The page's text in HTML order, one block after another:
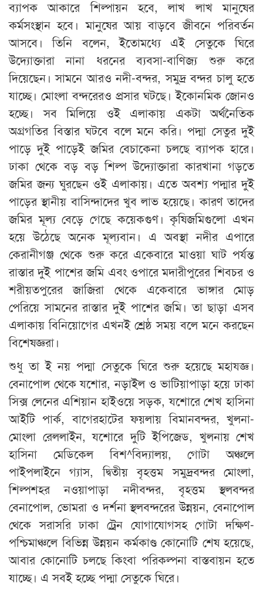
ব্যাপক আকারে শিল্পায়ন হবে, লাখ লাখ মানুষের
কর্মসংস্থান হবে। মানুষের আয় বাড়বে জীবনে পরিবর্তন
আসবে। তিনি বলেন, ইতোমধ্যে এই সেতুকে ঘিরে
উদ্যোক্তারা নানা ধরনের ব্যবসা-বাণিজ্য শুরু করে
দিয়েছেন। সামনে আরও নদী-বন্দর, সমুদ্র বন্দর চালু হতে
যাচ্ছে। মোংলা বন্দরেরও প্রসার ঘটছে। ইকোনমিক জোনও
হচ্ছে। সব মিলিয়ে ওই এলাকায় একটা অর্থনৈতিক
অগ্রগতির বিস্তার ঘটবে বলে মনে করি। পদ্মা সেতুর দুই
পাড়ে দুই পাড়েই জমির বেচাকেনা চলছে ব্যাপক হারে।
ঢাকা থেকে বড় বড় শিল্প উদ্যোক্তারা কারখানা গড়তে
জমির জন্য ঘুরছেন ওই এলাকায়। এতে অবশ্য পদ্মার দুই
পাড়ের স্থানীয় বাসিন্দাদের খুব লাভ হয়েছে। কারণ তাদের
জমির মূল্য বেড়ে গেছে কয়েকগুণ। কৃষিজমিগুলো এখন
হয়ে উঠেছে অনেক মূল্যবান। এ অবস্থা নদীর এপারে
কেরানীগঞ্জ থেকে শুরু করে একেবারে মাওয়া ঘাট পর্যন্ত
রাস্তার দুই পাশের জমি এবং ওপারে মদারীপুরের শিবচর ও
শরীয়তপুরের জাজিরা থেকে একেবারে ভাঙ্গার মোড়
পেরিয়ে সামনের রাস্তার দুই পাশের জমি। তা ছাড়া এসব
এলাকায় বিনিয়োগের এখনই শ্রেষ্ঠ সময় বলে মনে করছেন
বিশেষজ্ঞরা।
শুধু তা ই নয় পদ্মা সেতুকে ঘিরে শুরু হয়েছে মহাযজ্ঞ।
বেনাপোল থেকে যশোর, নড়াইল ও ভাটিয়াপাড়া হয়ে ঢাকা
সিক্স লেনের এশিয়ান হাইওয়ে সড়ক, যশোরে শেখ হাসিনা
আইটি পার্ক, বাগেরহাটের ফয়লায় বিমানবন্দর, খুলনা-
মোংলা রেললাইন, যশোরে দুটি ইপিজেড, খুলনায় শেখ
হাসিনা মেডিকেল বিশ^বিদ্যালয়, গোটা অঞ্চলে
পাইপলাইনে গ্যাস, দ্বিতীয় বৃহত্তম সমুদ্রবন্দর মোংলা,
শিল্পশহর নওয়াপাড়া নদীবন্দর, বৃহত্তম স্থলবন্দর
বেনাপোল, ভোমরা ও দর্শনা স্থলবন্দরের উন্নয়ন, বেনাপোল
থেকে সরাসরি ঢাকা ট্রেন যোগাযোগসহ গোটা দক্ষিণ-
পশ্চিমাঞ্চলে বিভিন্ন উন্নয়ন কর্মকাণ্ড কোনোটি শেষ হয়েছে,
আবার কোনোটি চলছে কিংবা পরিকল্পনা বাস্তবায়ন হতে
যাচ্ছে। এ সবই হচ্ছে পদ্মা সেতুকে ঘিরে।